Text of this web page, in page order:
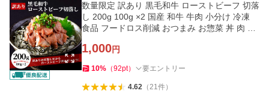
数量限定 訳あり 黒毛和牛 ローストビーフ 切落
し 200g 100g ×2 国産 和牛 牛肉 小分け 冷凍
食品 フードロス削減 おつまみ お惣菜 丼 肉 同
1,000円
10% （92pt） 要エントリー
4.62（21件）